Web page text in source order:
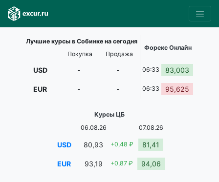
Лучшие курсы в Собинке на сегодня
Форекс Онлайн
Покупка
Продажа
USD - - 06:33 83,003
EUR - - 06:33 95,625
Курсы ЦБ
06.08.26
07.08.26
USD 80,93 +0,48 ₽ 81,41
EUR 93,19 +0,87 ₽ 94,06